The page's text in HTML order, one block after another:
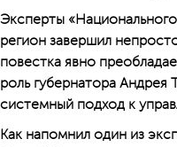
Эксперты
регион завершил
повестка явно
роль губернатора Андрея
системный подход к
Как напомнил один из